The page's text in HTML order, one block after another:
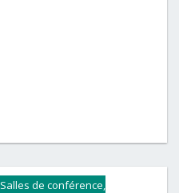
Salles de conférence,